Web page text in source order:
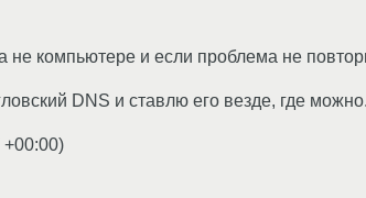
не компьютере и если проблема не
DNS и ставлю его везде, где
+00:00)